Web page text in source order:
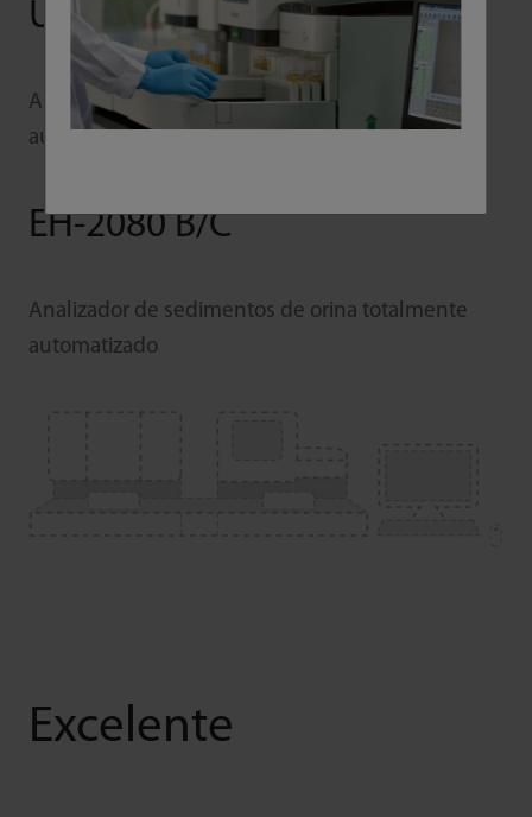
UA-6800/5800
Analizador bioquímico de orina completamente
automatizado
EH-2080 B/C
Analizador de sedimentos de orina totalmente
automatizado
Excelente